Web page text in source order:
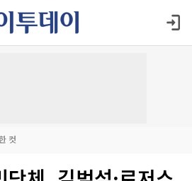
컷